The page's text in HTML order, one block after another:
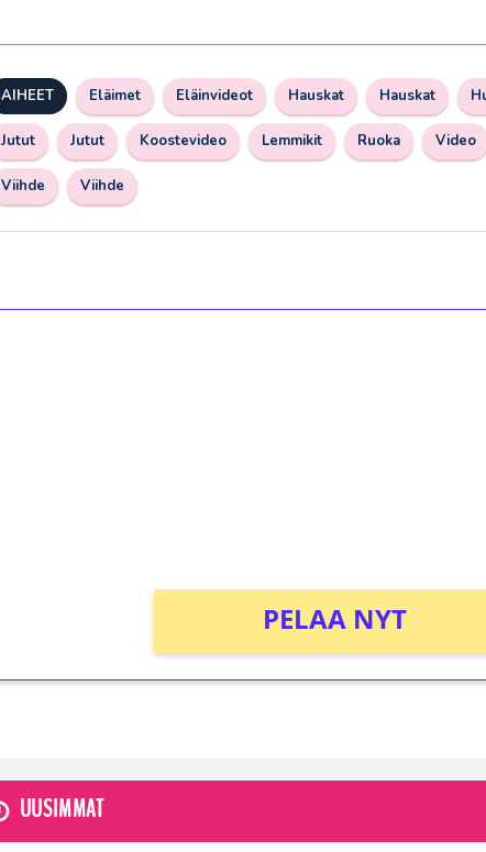
AIHEET Eläimet Eläinvideot Hauskat Hauskat
Jutut Jutut Koostevideo Lemmikit Ruoka Video
Viihde Viihde
PELAA NYT
UUSIMMAT